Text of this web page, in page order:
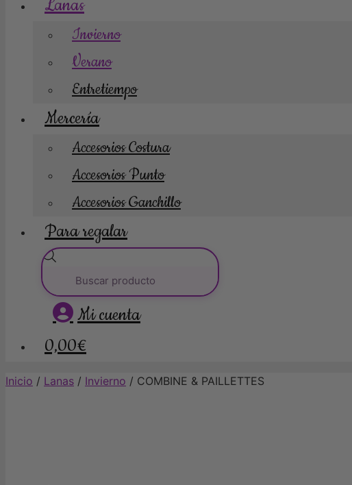
Lanas
Invierno
Verano
Entretiempo
Mercería
Accesorios Costura
Accesorios Punto
Accesorios Ganchillo
Para regalar
Mi cuenta
0,00€
Inicio / Lanas / Invierno / COMBINE & PAILLETTES